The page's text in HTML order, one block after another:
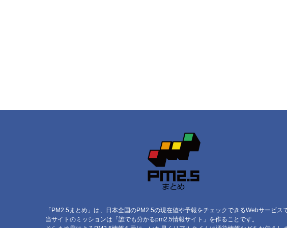
「PM2.5まとめ」は、日本全国のPM2.5の現在値や予報をチェックできるWebサービス
当サイトのミッションは「誰でも分かるpm2.5情報サイト」を作ることです。